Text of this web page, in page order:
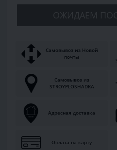
ОЖИДАЕМ
Самовывоз из Новой
почты
Самовывоз из
STROYPLOSHADKA
Адресная доставка
Оплата на карту